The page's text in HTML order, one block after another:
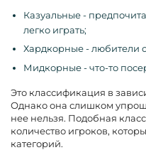
Казуальные -
легко играть;
Хардкорные - любители
Мидкорные - что-то
Это классификация в
Однако она слишком
нее нельзя. Подобная
количество игроков,
категорий.